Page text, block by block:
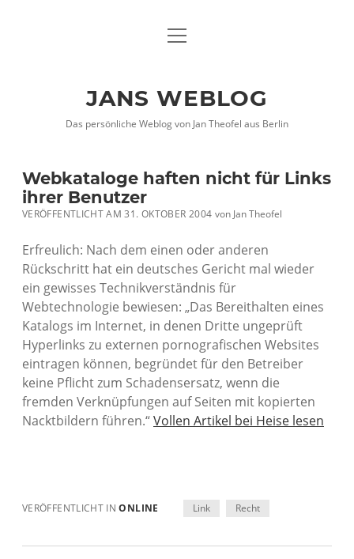
DATENSCHUTZHINWEISE
twitterfacebook
xing
Menü
JANS WEBLOG
Das persönliche Weblog von Jan Theofel aus Berlin
Webkataloge haften nicht für Links
ihrer Benutzer
VERÖFFENTLICHT AM 31. OKTOBER 2004 vonJan Theofel
Erfreulich: Nach dem einen oder anderen
Rückschritt hat ein deutsches Gericht mal wieder
ein gewisses Technikverständnis für
Webtechnologie bewiesen: „Das Bereithalten eines
Katalogs im Internet, in denen Dritte ungeprüft
Hyperlinks zu externen pornografischen Websites
eintragen können, begründet für den Betreiber
keine Pflicht zum Schadensersatz, wenn die
fremden Verknüpfungen auf Seiten mit kopierten
Nacktbildern führen.“Vollen Artikel bei Heise lesen
VERÖFFENTLICHT INONLINE Link Recht